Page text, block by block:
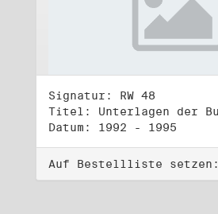
Signatur: RW 48
Datum: 1992 - 1995
Auf Bestellliste setzen: